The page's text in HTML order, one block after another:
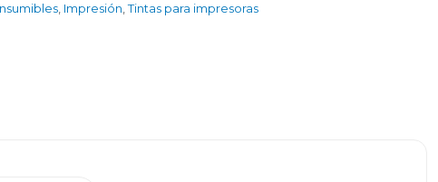
Impresión ,Tintas para impresoras